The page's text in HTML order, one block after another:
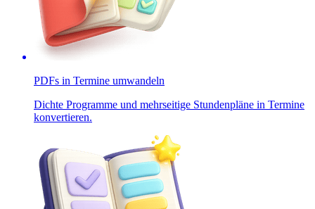
PDFs in Termine umwandeln
Dichte Programme und mehrseitige Stundenpläne in Termine
konvertieren.